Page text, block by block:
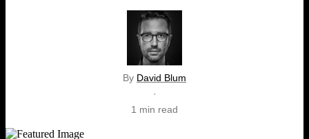
By David Blum
·
1 min read